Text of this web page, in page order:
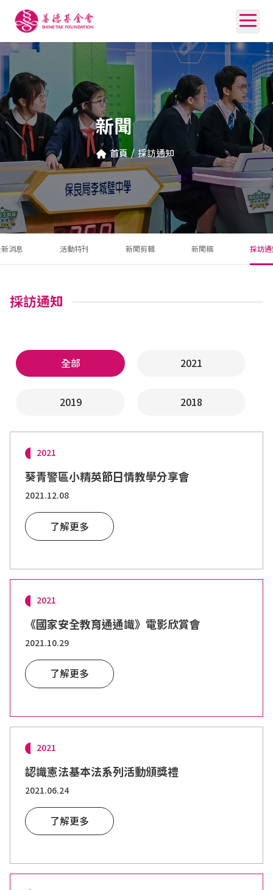
新聞
首頁 / 採訪通知
消息 活動特刊 新聞剪輯 新聞稿 採訪通
採訪通知
全部 2021
2019 2018
2021
葵青警區小精英節日情教學分享會
2021.12.08
了解更多
2021
《國家安全教育通通識》電影欣賞會
2021.10.29
了解更多
2021
認識憲法基本法系列活動頒獎禮
2021.06.24
了解更多